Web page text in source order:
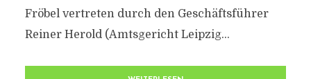
Fröbel vertreten durch den Geschäftsführer
Reiner Herold (Amtsgericht Leipzig...